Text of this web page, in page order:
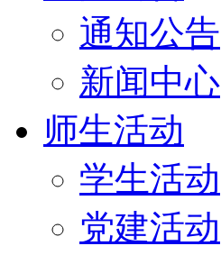
通知公告
新闻中心
师生活动
学生活动
党建活动